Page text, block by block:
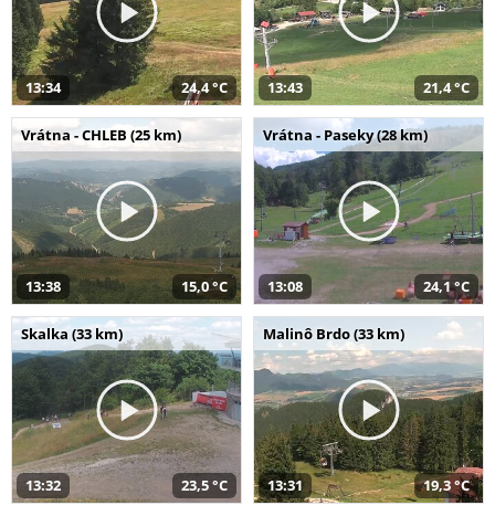
13:34 24,4 °C 13:43 21,4 °C
Vrátna - CHLEB (25 km)
13:38 15,0 °C
Vrátna - Paseky (28 km)
13:08 24,1 °C
Skalka (33 km)
13:32 23,5 °C
Malinô Brdo (33 km)
13:31 19,3 °C